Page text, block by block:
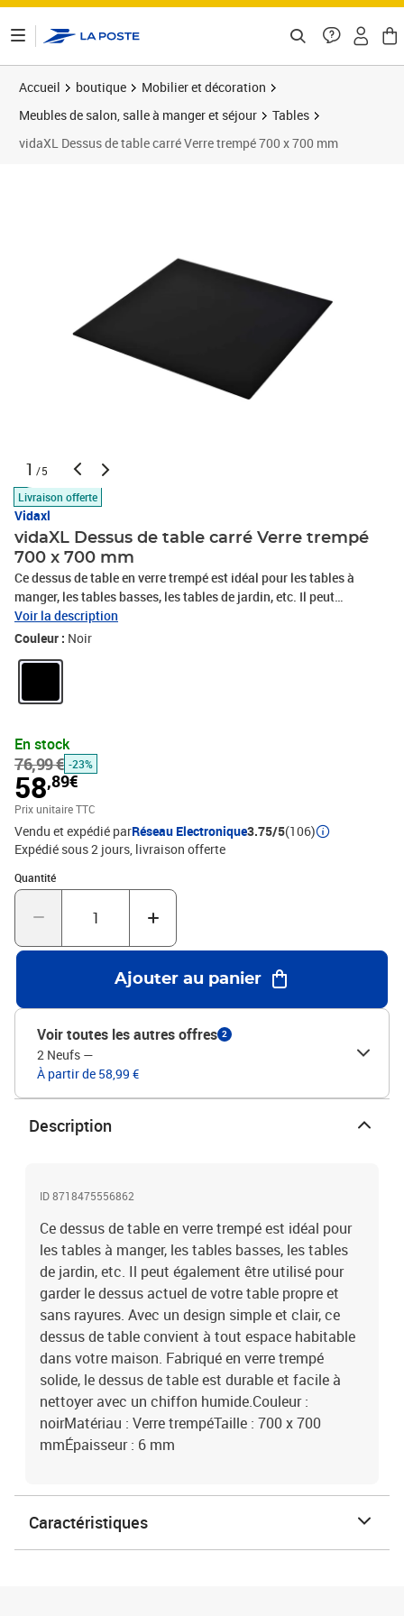
Accueil boutique
Mobilier et décoration
Meubles de salon, salle à manger et séjour
Tables
vidaXL Dessus de table carré Verre trempé 700 x 700 mm
1 /5
Livraison offerte
Vidaxl
vidaXL Dessus de table carré Verre trempé
700 x 700 mm
Ce dessus de table en verre trempé est idéal pour les tables à
manger, les tables basses, les tables de jardin, etc. Il peut
également être utilisé pour garder le dessus actuel de votre table
propre et sans rayures. Avec un design simple et clair, ce dessus de
Verre trempéTaille : 700 x 700 mmÉpaisseur : 6 mm
Voir la description
Couleur : Noir
En stock
76,99 € -23%
58,89€
Prix unitaire TTC
Vendu et expédié parRéseau Electronique3.75/5(106)
Expédié sous 2 jours livraison offerte
Quantité
Quantité : 1
Ajouter au panier
Voir toutes les autres offres 2
2 Neufs —
À partir de 58,99 €
Description
ID 8718475556862
Ce dessus de table en verre trempé est idéal pour
les tables à manger, les tables basses, les tables
de jardin, etc. Il peut également être utilisé pour
garder le dessus actuel de votre table propre et
sans rayures. Avec un design simple et clair, ce
dessus de table convient à tout espace habitable
dans votre maison. Fabriqué en verre trempé
solide, le dessus de table est durable et facile à
nettoyer avec un chiffon humide.Couleur :
noirMatériau : Verre trempéTaille : 700 x 700
mmÉpaisseur : 6 mm
Caractéristiques